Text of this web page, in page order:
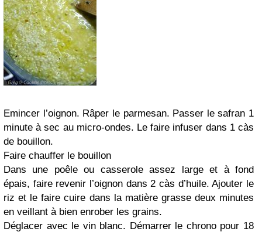
Emincer l’oignon. Râper le parmesan. Passer le safran 1
minute à sec au micro-ondes. Le faire infuser dans 1 càs
de bouillon.
Faire chauffer le bouillon
Dans une poêle ou casserole assez large et à fond
épais, faire revenir l’oignon dans 2 càs d’huile. Ajouter le
riz et le faire cuire dans la matière grasse deux minutes
en veillant à bien enrober les grains.
Déglacer avec le vin blanc. Démarrer le chrono pour 18